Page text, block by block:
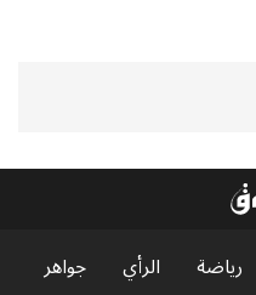
رياضة الرأي جواهر